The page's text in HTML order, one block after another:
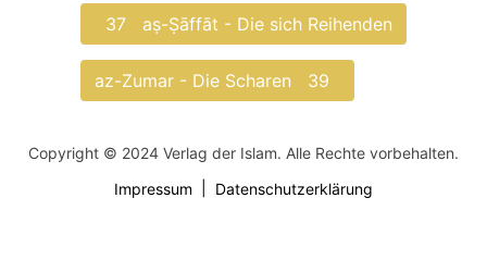
37 aṣ-Ṣāffāt - Die sich Reihenden
az-Zumar - Die Scharen 39
Copyright © 2024 Verlag der Islam. Alle Rechte vorbehalten.
Impressum
Datenschutzerklärung